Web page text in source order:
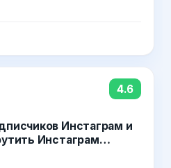
4.6
Инстаграм и
Инстаграм
2019